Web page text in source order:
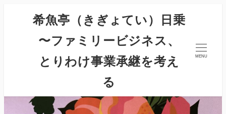
希魚亭（きぎょてい）日乗
〜ファミリービジネス、
とりわけ事業承継を考え
る
MENU